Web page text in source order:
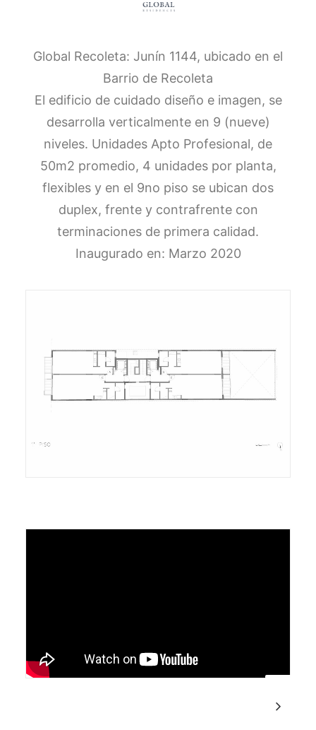
Global Recoleta: Junín 1144, ubicado en el
Barrio de Recoleta
El edificio de cuidado diseño e imagen, se
desarrolla verticalmente en 9 (nueve)
niveles. Unidades Apto Profesional, de
50m2 promedio, 4 unidades por planta,
flexibles y en el 9no piso se ubican dos
duplex, frente y contrafrente con
terminaciones de primera calidad.
Inaugurado en: Marzo 2020